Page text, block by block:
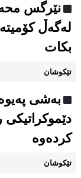
نێرگس
لەگەڵ
بكات
تێکوشان
بەشی
دێموکراتیکی
کردەوە
تێکوشان